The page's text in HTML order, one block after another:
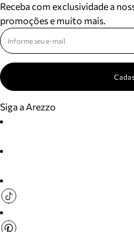
Receba com exclusividade a
promoções e muito mais.
Siga a Arezzo